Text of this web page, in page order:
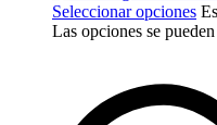
Seleccionar opciones
Las opciones se